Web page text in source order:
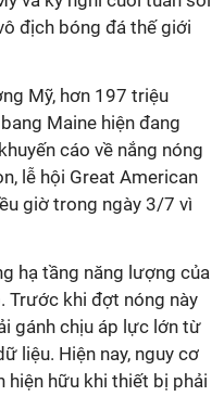
địch bóng đá thế giới
Mỹ, hơn 197 triệu
Maine hiện đang
cáo về nắng nóng
lễ hội Great American
giờ trong ngày 3/7 vì
hạ tầng năng lượng của
Trước khi đợt nóng này
gánh chịu áp lực lớn từ
liệu. Hiện nay, nguy cơ
hiện hữu khi thiết bị phải